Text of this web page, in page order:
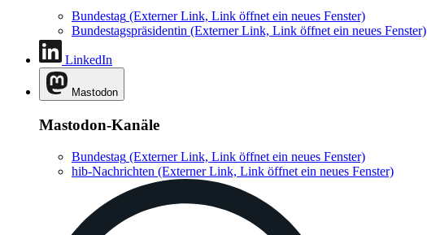
Bundestag (Externer Link, Link öffnet ein neues Fenster)
Bundestagspräsidentin (Externer Link, Link öffnet ein neues Fenster)
LinkedIn
Mastodon
Mastodon-Kanäle
Bundestag (Externer Link, Link öffnet ein neues Fenster)
hib-Nachrichten (Externer Link, Link öffnet ein neues Fenster)